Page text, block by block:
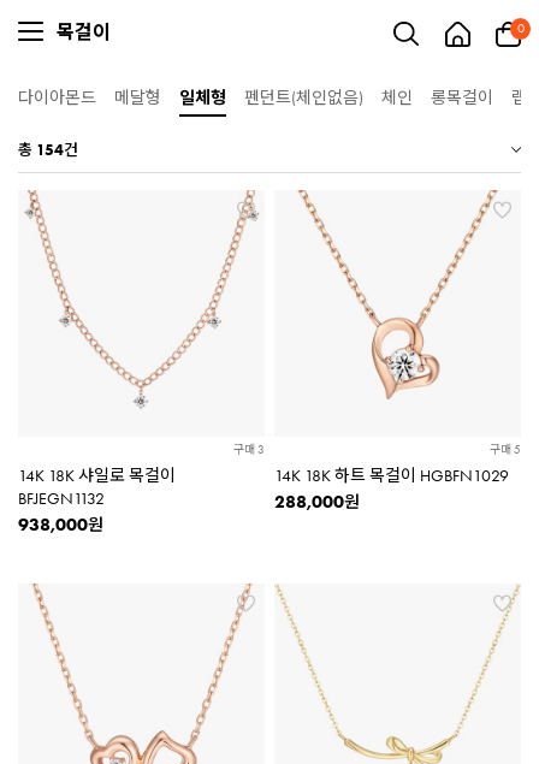
목걸이 0
다이아몬드 메달형 일체형 펜던트(체인없음) 체인 롱목걸이 랩
총 154건
구매 3
14K 18K 샤일로 목걸이
BFJEGN1132
938,000원
구매 5
14K 18K 하트 목걸이 HGBFN1029
288,000원